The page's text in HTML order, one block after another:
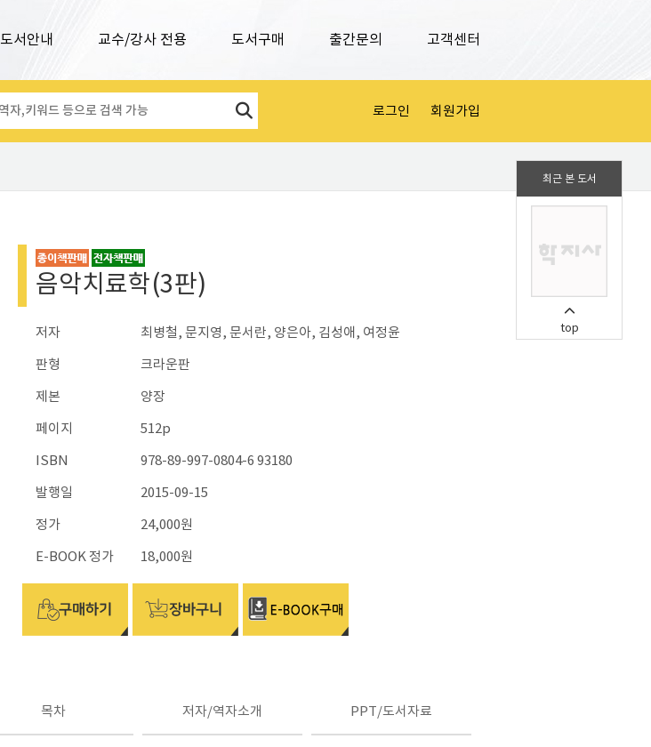
최근 본 도서
top
도서안내 교수/강사 전용 도서구매 출간문의 고객센터
로그인 회원가입
음악치료학(3판)
저자
최병철, 문지영, 문서란, 양은아, 김성애, 여정윤
판형
크라운판
제본
양장
페이지
512p
ISBN
978-89-997-0804-6 93180
발행일
2015-09-15
정가
24,000원
E-BOOK 정가
18,000원
목차 저자/역자소개 PPT/도서자료